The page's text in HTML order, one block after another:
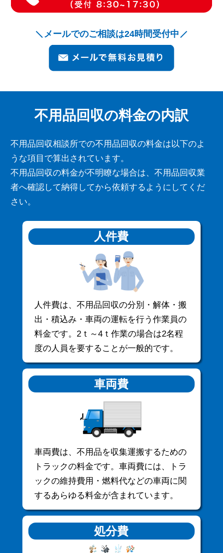
メールでのご相談は24時間受付中
不用品回収の料金の内訳
不用品回収相談所での不用品回収の料金は以下のよ
うな項目で算出されています。
不用品回収の料金が不明瞭な場合は、不用品回収業
者へ確認して納得してから依頼するようにしてくだ
さい。
人件費
人件費は、不用品回収の分別・解体・搬
出・積込み・車両の運転を行う作業員の
料金です。2ｔ～4ｔ作業の場合は2名程
度の人員を要することが一般的です。
車両費
車両費は、不用品を収集運搬するための
トラックの料金です。車両費には、トラ
ックの維持費用・燃料代などの車両に関
するあらゆる料金が含まれています。
処分費